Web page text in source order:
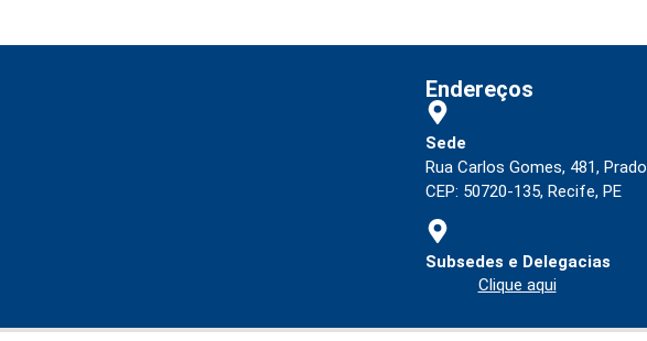
Endereços
Sede
Rua Carlos Gomes, 481, Prado
CEP: 50720-135, Recife, PE
Subsedes e Delegacias
Clique aqui